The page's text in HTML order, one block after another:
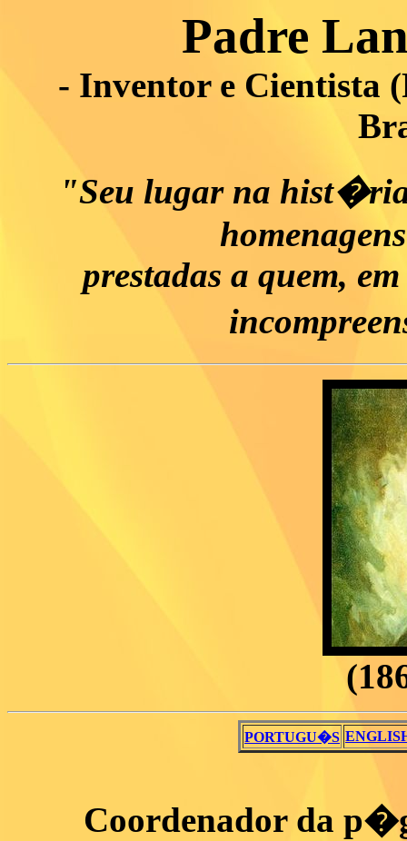
Padre
- Inventor e Cientista
"Seu lugar na
prestadas a quem,
PORTUGU�S
Coordenador da